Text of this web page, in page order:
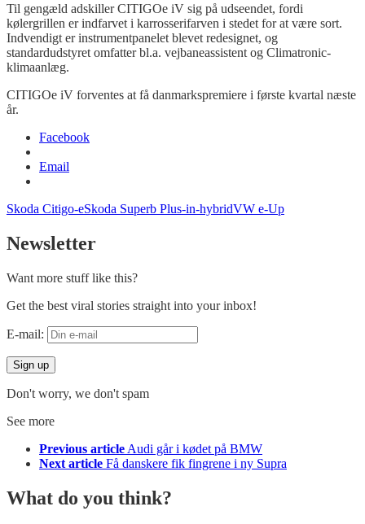
Til gengæld adskiller CITIGOe iV sig på udseendet, fordi
kølergrillen er indfarvet i karrosserifarven i stedet for at være sort.
Indvendigt er instrumentpanelet blevet redesignet, og
standardudstyret omfatter bl.a. vejbaneassistent og Climatronic-
klimaanlæg.
CITIGOe iV forventes at få danmarkspremiere i første kvartal næste
år.
Facebook
Email
Skoda Citigo-eSkoda Superb Plus-in-hybridVW e-Up
Newsletter
Want more stuff like this?
Get the best viral stories straight into your inbox!
E-mail:
Don't worry, we don't spam
See more
Previous article Audi går i kødet på BMW
Next article Få danskere fik fingrene i ny Supra
What do you think?